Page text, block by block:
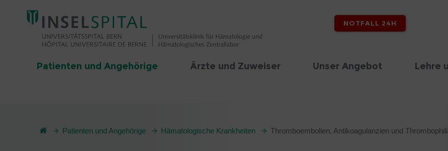
NOTFALL 24H
Patienten und Angehörige Ärzte und Zuweiser Unser Angebot Lehre
Patienten und Angehörige Hämatologische Krankheiten Thromboembolien, Antikoagulanzien und